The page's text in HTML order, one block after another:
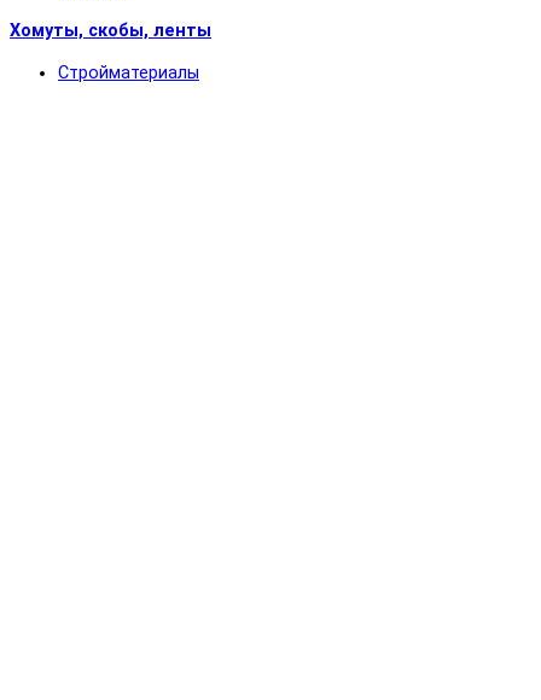
Хомуты, скобы, ленты
Стройматериалы